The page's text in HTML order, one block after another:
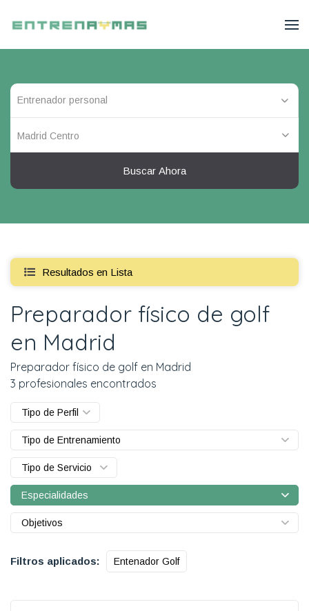
Madrid Centro
Buscar Ahora
Resultados en Lista
Preparador físico de golf
en Madrid
Preparador físico de golf en Madrid
3 profesionales encontrados
Tipo de Perfil
Tipo de Entrenamiento
Tipo de Servicio
Especialidades
Objetivos
Filtros aplicados: Entenador Golf